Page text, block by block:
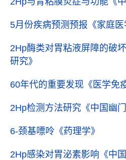
5月份疾病预测预报 《家庭
2Hp酶类对胃粘液屏障的破
研究》
60年代的重要发现 《医学免
2Hp检测方法研究 《中国幽
6-颈基嘌呤 《药理学》
2Hp感染对胃泌素影响 《中